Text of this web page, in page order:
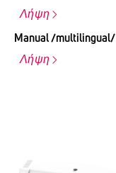
Λήψη
Manual /multilingual/
Λήψη